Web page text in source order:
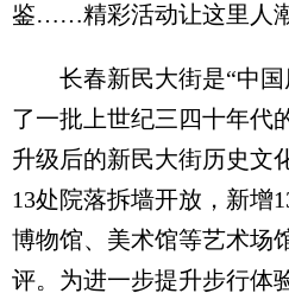
鉴……精彩活动让这里人潮
长春新民大街是“中国
了一批上世纪三四十年代
升级后的新民大街历史文
13处院落拆墙开放，新增
博物馆、美术馆等艺术场
评。为进一步提升步行体